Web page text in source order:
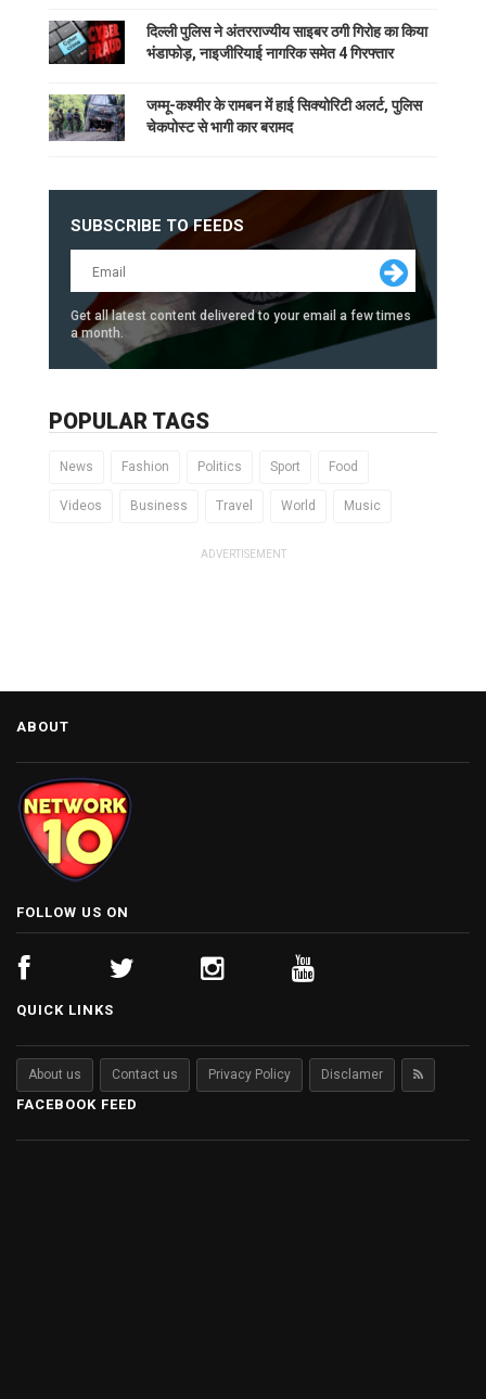
दिल्ली पुलिस ने अंतरराज्यीय साइबर ठगी गिरोह का किया
भंडाफोड़, नाइजीरियाई नागरिक समेत 4 गिरफ्तार
जम्मू-कश्मीर के रामबन में हाई सिक्योरिटी अलर्ट, पुलिस
चेकपोस्ट से भागी कार बरामद
SUBSCRIBE TO FEEDS
Get all latest content delivered to your email a few times
a month.
POPULAR TAGS
News Fashion Politics Sport Food
Videos Business Travel World Music
ADVERTISEMENT
ABOUT
FOLLOW US ON
QUICK LINKS
About us Contact us Privacy Policy Disclamer
FACEBOOK FEED